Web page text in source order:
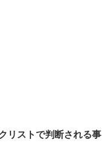
リストで判断される事